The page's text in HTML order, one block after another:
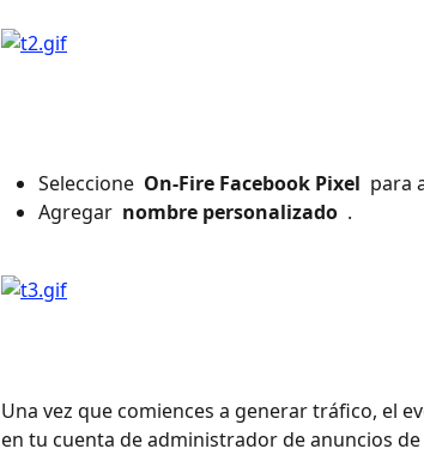
Seleccione On-Fire Facebook Pixel para
Agregar nombre personalizado .
Una vez que comiences a generar tráfico, el
en tu cuenta de administrador de anuncios de